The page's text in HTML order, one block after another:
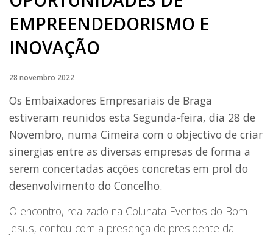
EMPREENDEDORISMO E
INOVAÇÃO
28 novembro 2022
Os Embaixadores Empresariais de Braga
estiveram reunidos esta Segunda-feira, dia 28 de
Novembro, numa Cimeira com o objectivo de criar
sinergias entre as diversas empresas de forma a
serem concertadas acções concretas em prol do
desenvolvimento do Concelho.
O encontro, realizado na Colunata Eventos do Bom
jesus, contou com a presença do presidente da